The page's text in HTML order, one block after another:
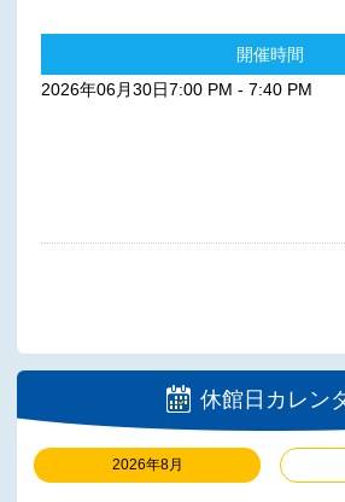
休館日カレン
2026年8月
開催時間
2026年06月30日7:00 PM - 7:40 PM